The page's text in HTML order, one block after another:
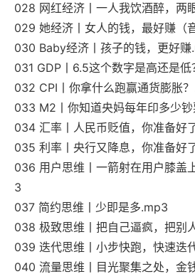
028 网红经济丨一人我饮酒醉，两
029 她经济丨女人的钱，最好赚（
030 Baby经济丨孩子的钱，更好赚
031 GDP丨6.5这个数字是高还是
032 CPI丨你拿什么跑赢通货膨胀
033 M2丨你知道央妈每年印多少
034 汇率丨人民币贬值，你准备好
035 利率丨央行又降息，你准备好
036 用户思维丨一箭射在用户膝盖
3
037 简约思维丨少即是多.mp3
038 极致思维丨把自己逼疯，把别
039 迭代思维丨小步快跑，快速迭
040 流量思维丨目光聚集之处，金